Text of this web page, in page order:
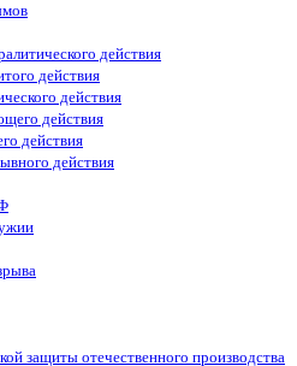
действия
действия
действия
действия
действия
действия
защиты отечественного производства